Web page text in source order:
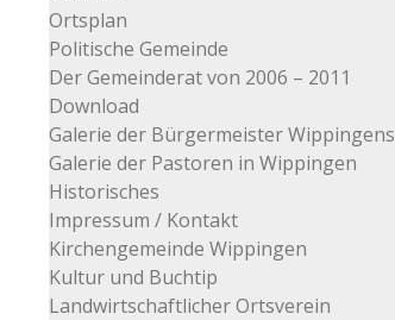
Ortsplan
Politische Gemeinde
Der Gemeinderat von 2006 – 2011
Download
Galerie der Bürgermeister Wippingens
Galerie der Pastoren in Wippingen
Historisches
Impressum / Kontakt
Kirchengemeinde Wippingen
Kultur und Buchtip
Landwirtschaftlicher Ortsverein